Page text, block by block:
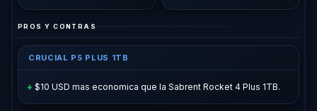
PROS Y CONTRAS
CRUCIAL P5 PLUS 1TB
$10 USD mas economica que la Sabrent Rocket 4 Plus 1TB.